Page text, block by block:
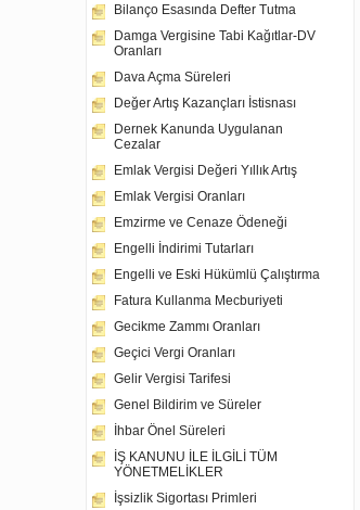
Bilanço Esasında Defter Tutma
Damga Vergisine Tabi Kağıtlar-DV
Oranları
Dava Açma Süreleri
Değer Artış Kazançları İstisnası
Dernek Kanunda Uygulanan
Cezalar
Emlak Vergisi Değeri Yıllık Artış
Emlak Vergisi Oranları
Emzirme ve Cenaze Ödeneği
Engelli İndirimi Tutarları
Engelli ve Eski Hükümlü Çalıştırma
Fatura Kullanma Mecburiyeti
Gecikme Zammı Oranları
Geçici Vergi Oranları
Gelir Vergisi Tarifesi
Genel Bildirim ve Süreler
İhbar Önel Süreleri
İŞ KANUNU İLE İLGİLİ TÜM
YÖNETMELİKLER
İşsizlik Sigortası Primleri